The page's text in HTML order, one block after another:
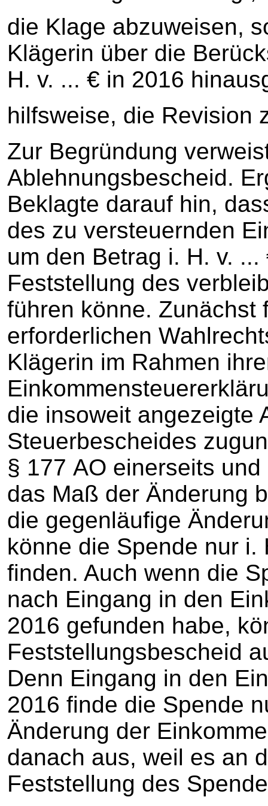
die Klage abzuweisen,
Klägerin über die
H. v. ... € in 2016
hilfsweise, die Revision
Zur Begründung
Ablehnungsbescheid.
Beklagte darauf hin,
des zu versteuernden
um den Betrag i. H. v.
Feststellung des
führen könne. Zunächst
erforderlichen
Klägerin im Rahmen
die insoweit angezeigte
Steuerbescheides
§ 177 AO einerseits
das Maß der Änderung
die gegenläufige
könne die Spende nur i.
finden. Auch wenn die
nach Eingang in den
2016 gefunden habe,
Feststellungsbescheid
Denn Eingang in den
2016 finde die Spende
Änderung der
danach aus, weil es an
Feststellung des